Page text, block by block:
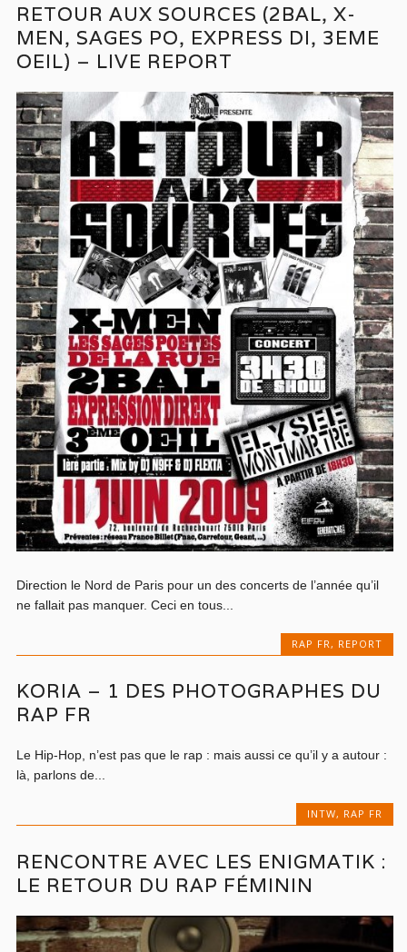
RETOUR AUX SOURCES (2BAL, X-
MEN, SAGES PO, EXPRESS DI, 3EME
OEIL) – LIVE REPORT
Direction le Nord de Paris pour un des concerts de l’année qu’il
ne fallait pas manquer. Ceci en tous...
RAP FR , REPORT
KORIA – 1 DES PHOTOGRAPHES DU
RAP FR
Le Hip-Hop, n’est pas que le rap : mais aussi ce qu’il y a autour :
là, parlons de...
INTW, RAP FR
RENCONTRE AVEC LES ENIGMATIK :
LE RETOUR DU RAP FÉMININ